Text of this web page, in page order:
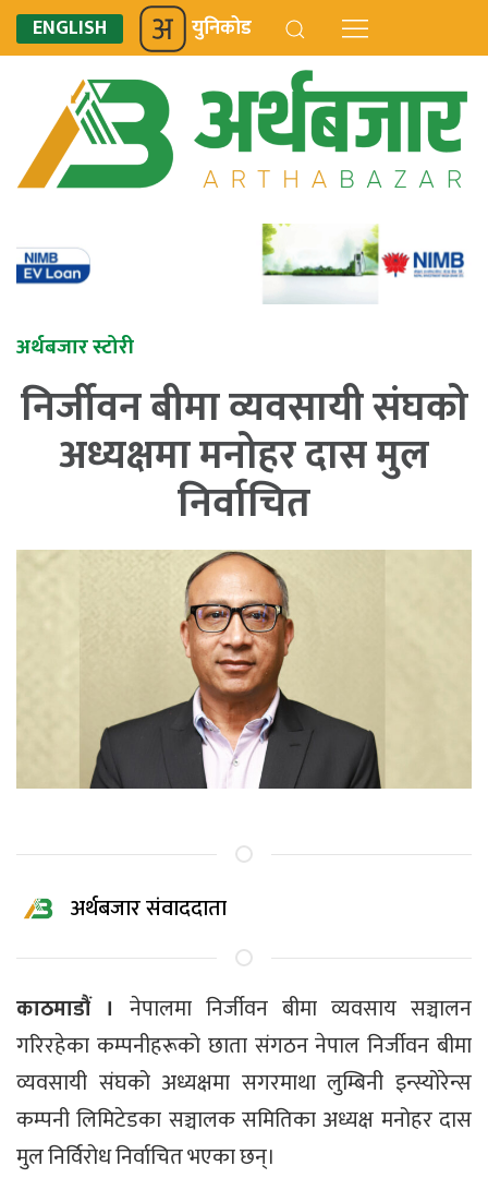
ENGLISH युनिकोड
अर्थबजार स्टोरी
निर्जीवन बीमा व्यवसायी संघको
अध्यक्षमा मनोहर दास मुल
निर्वाचित
अर्थबजार संवाददाता
काठमाडौं । नेपालमा निर्जीवन बीमा व्यवसाय सञ्चालन
गरिरहेका कम्पनीहरूको छाता संगठन नेपाल निर्जीवन बीमा
व्यवसायी संघको अध्यक्षमा सगरमाथा लुम्बिनी इन्स्योरेन्स
कम्पनी लिमिटेडका सञ्चालक समितिका अध्यक्ष मनोहर दास
मुल निर्विरोध निर्वाचित भएका छन्।